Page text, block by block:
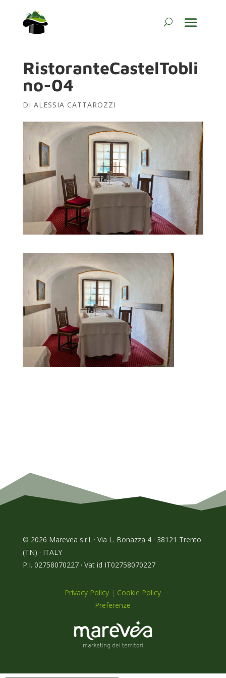
RistoranteCastelTobli
no-04
DI ALESSIA CATTAROZZI
© 2026 Marevea s.r.l. · Via L. Bonazza 4 · 38121 Trento
(TN) · ITALY
P.I. 02758070227 · Vat id IT02758070227
Privacy Policy | Cookie Policy
Preferenze